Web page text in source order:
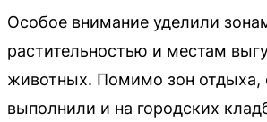
Особое внимание уделили
растительностью и местам
животных. Помимо зон отдыха,
выполнили и на городских